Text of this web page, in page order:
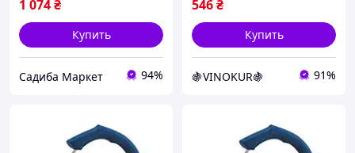
1 074₴
Купить
Садиба Маркет 94%
546₴
Купить
🍇VINOKUR🍇 91%